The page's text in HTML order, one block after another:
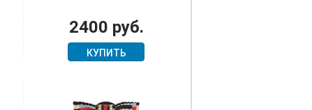
САНИТАРНОЙ
КОЛОННЕ
2400 руб.
КУПИТЬ